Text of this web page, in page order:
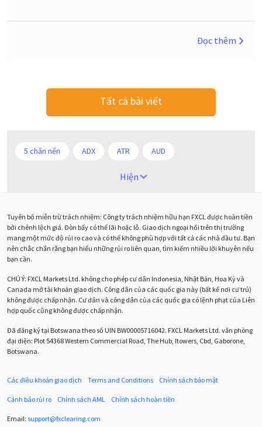
Đọc thêm
Tất cả bài viết
5 chân nến ADX ATR AUD
Android
Bảng Anh Bảng lương phi nông nghiệp CAD
CHF COVI-19 COVID-19 CPI Charles Dow
Chuyên gia cố vấn Chuyên gia tư vấn
Con số xu hướng Các mức Fibonacci Cắt lỗ
Dừng lại Dừng lỗ
Hiện
Tuyên bố miễn trừ trách nhiệm: Công ty trách nhiệm hữu hạn FXCL được hoàn tiền
bởi chênh lệch giá. Đòn bẩy có thể lãi hoặc lỗ. Giao dịch ngoại hối trên thị trường
mang một mức độ rủi ro cao và có thể không phù hợp với tất cả các nhà đầu tư. Bạn
nên chắc chắn rằng bạn hiểu những rủi ro liên quan, tìm kiếm nhiều lời khuyên nếu
bạn cần.
CHÚ Ý: FXCL Markets Ltd. không cho phép cư dân Indonesia, Nhật Bản, Hoa Kỳ và
Canada mở tài khoản giao dịch. Công dân của các quốc gia này (bất kể nơi cư trú)
không được chấp nhận. Cư dân và công dân của các quốc gia có lệnh phạt của Liên
hợp quốc cũng không được chấp nhận.
Đã đăng ký tại Botswana theo số UIN BW00005716042. FXCL Markets Ltd. văn phòng
đại diện: Plot 54368 Western Commercial Road, The Hub, Itowers, Cbd, Gaborone,
Botswana.
Các điều khoản giao dịch Terms and Conditions Chính sách bảo mật
Cảnh báo rủi ro Chính sách AML Chính sách hoàn tiền
Email: support@fxclearing.com